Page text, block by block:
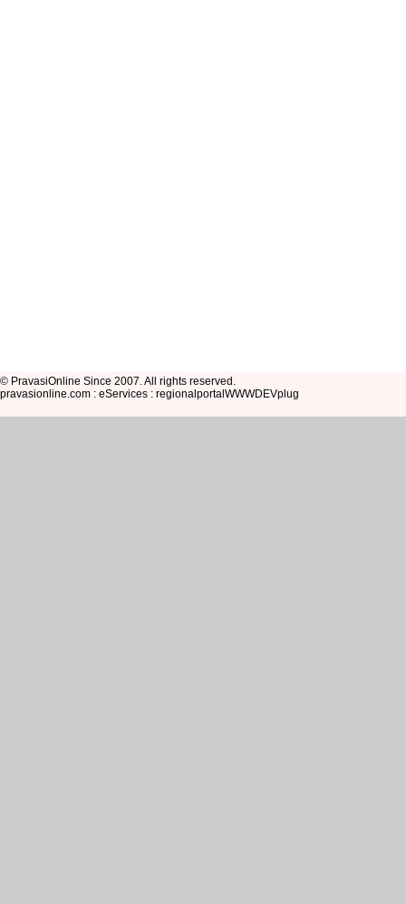
© PravasiOnline Since 2007. All rights reserved.
pravasionline.com : eServices : regionalportalWWWDEVplug